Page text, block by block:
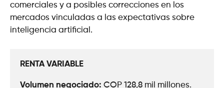
comerciales y a posibles correcciones en los
mercados vinculadas a las expectativas sobre
inteligencia artificial.
RENTA VARIABLE
Volumen negociado: COP 128,8 mil millones.